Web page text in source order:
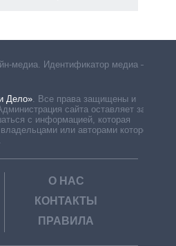
медиа. Идентификатор медиа –
Дело» Все права защищены и
сайта оставляет за
с информацией, которая
или авторами которой
О НАС
КОНТАКТЫ
ПРАВИЛА